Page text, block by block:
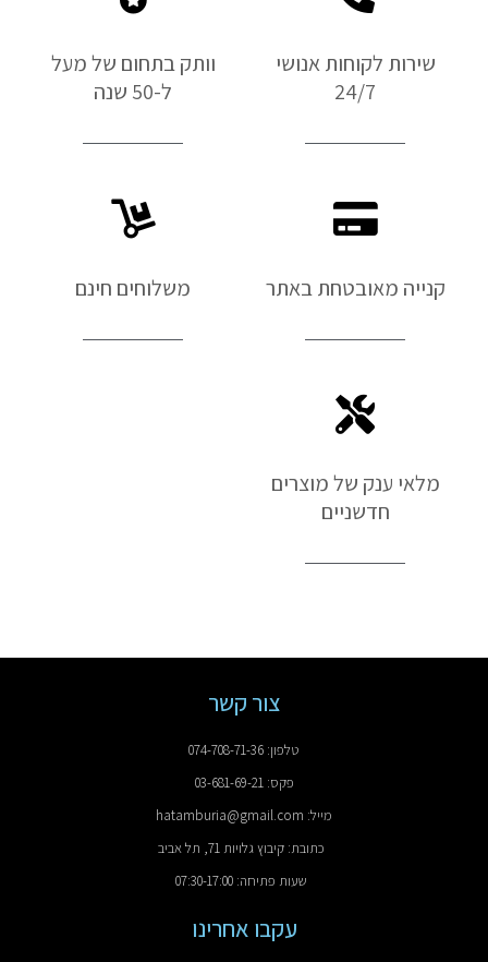
שירות לקוחות אנושי
24/7
וותק בתחום של מעל
ל-50 שנה
קנייה מאובטחת באתר משלוחים חינם
מלאי ענק של מוצרים
חדשניים
צור קשר
טלפון: 074-708-71-36
פקס: 03-681-69-21
מייל: hatamburia@gmail.com
כתובת: קיבוץ גלויות 71, תל אביב
שעות פתיחה: 07:30-17:00
עקבו אחרינו